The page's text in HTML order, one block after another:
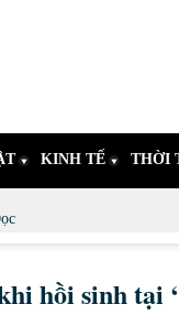
KINH TẾ THỜI
hồi sinh tại